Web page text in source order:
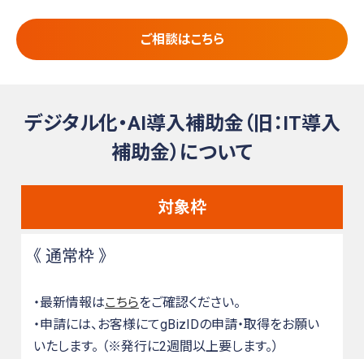
ご相談はこちら
デジタル化・AI導入補助金（旧：IT導入
補助金）について
対象枠
《 通常枠 》
・最新情報はこちらをご確認ください。
・申請には、お客様にてgBizIDの申請・取得をお願い
いたします。 （※発行に2週間以上要します。）